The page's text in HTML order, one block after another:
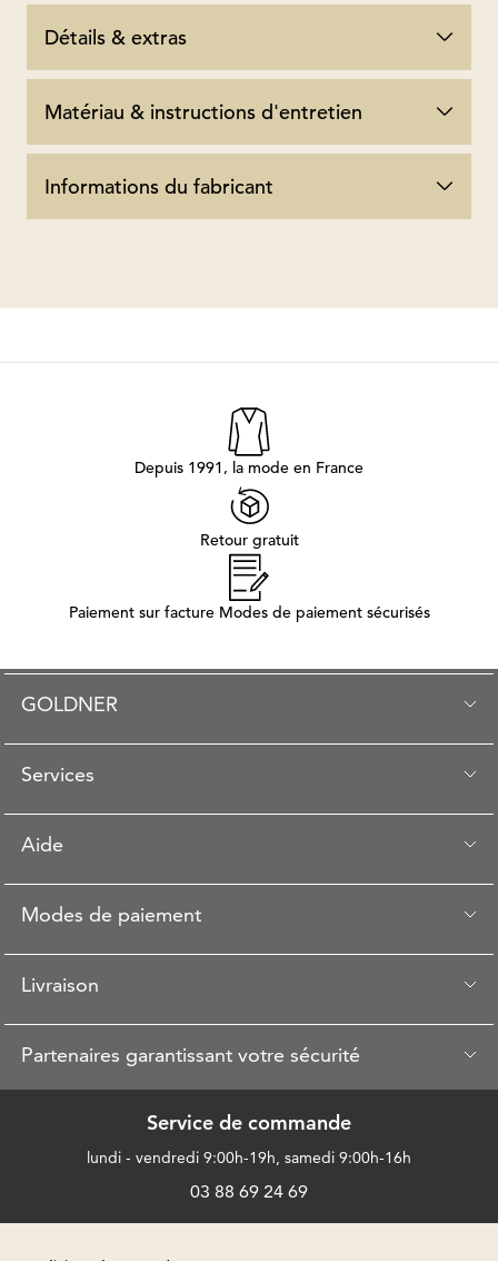
Détails & extras
Matériau & instructions d'entretien
Informations du fabricant
Depuis 1991, la mode en France
Retour gratuit
Paiement sur facture Modes de paiement sécurisés
GOLDNER
Services
Aide
Modes de paiement
Livraison
Partenaires garantissant votre sécurité
Service de commande
lundi - vendredi 9:00h-19h, samedi 9:00h-16h
03 88 69 24 69